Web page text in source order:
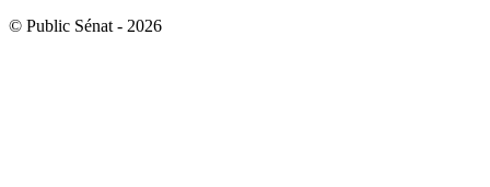
© Public Sénat - 2026